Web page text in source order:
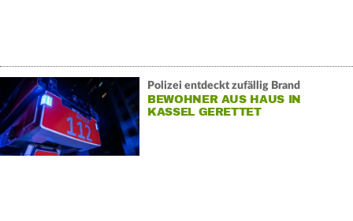
Polizei entdeckt zufällig Brand
BEWOHNER AUS HAUS IN
KASSEL GERETTET